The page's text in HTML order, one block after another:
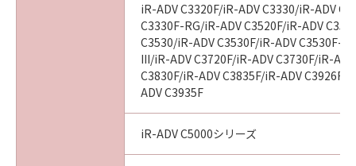
iR-ADV C3320F/iR-ADV C3330/iR-ADV
C3330F-RG/iR-ADV C3520F/iR-ADV
C3530/iR-ADV C3530F/iR-ADV C3530F-
III/iR-ADV C3720F/iR-ADV C3730F/iR-
C3830F/iR-ADV C3835F/iR-ADV C3926F/
ADV C3935F
iR-ADV C5000シリーズ